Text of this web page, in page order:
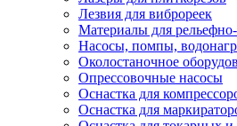
Лезвия для виброреек
Материалы для
Насосы, помпы,
Околостаночное
Опрессовочные насосы
Оснастка для
Оснастка для